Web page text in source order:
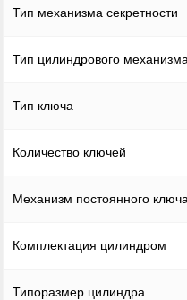
Тип механизма секретности
Тип цилиндрового
Тип ключа
Количество ключей
Механизм постоянного
Комплектация цилиндром
Типоразмер цилиндра